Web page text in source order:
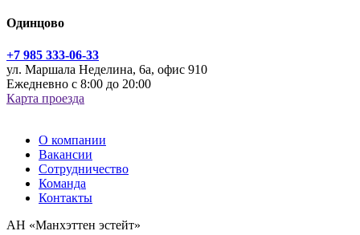
Одинцово
+7 985 333-06-33
ул. Маршала Неделина, 6а, офис 910
Ежедневно с 8:00 до 20:00
Карта проезда
О компании
Вакансии
Сотрудничество
Команда
Контакты
АН «Манхэттен эстейт»